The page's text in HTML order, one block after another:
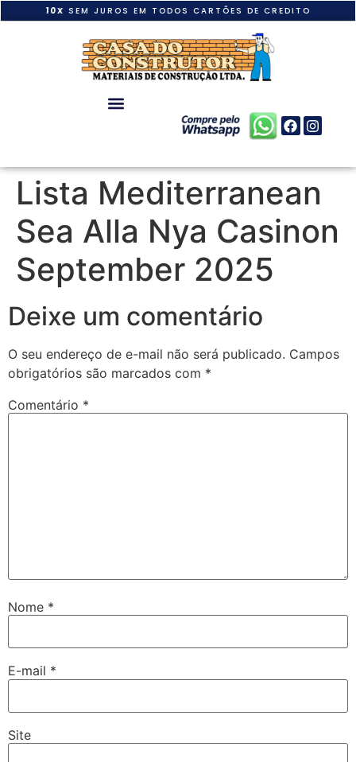
10X SEM JUROS EM TODOS CARTÕES DE CREDITO
Lista Mediterranean
Sea Alla Nya Casinon
September 2025
Deixe um comentário
O seu endereço de e-mail não será publicado. Campos
obrigatórios são marcados com *
Comentário *
Nome *
E-mail *
Site